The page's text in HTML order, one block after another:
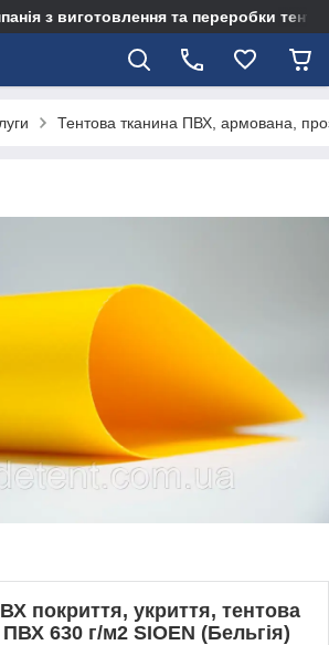
з виготовлення та переробки тентів
Тентова тканина ПВХ, армована,
покриття, укриття, тентова
630 г/м2 SIOEN (Бельгія)